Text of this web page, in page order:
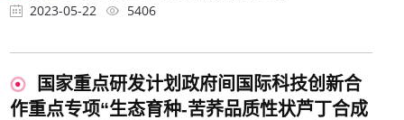
2023-05-22
5406
国家重点研发计划政府间国际科技创新合
作重点专项“生态育种-苦荞品质性状芦丁合成